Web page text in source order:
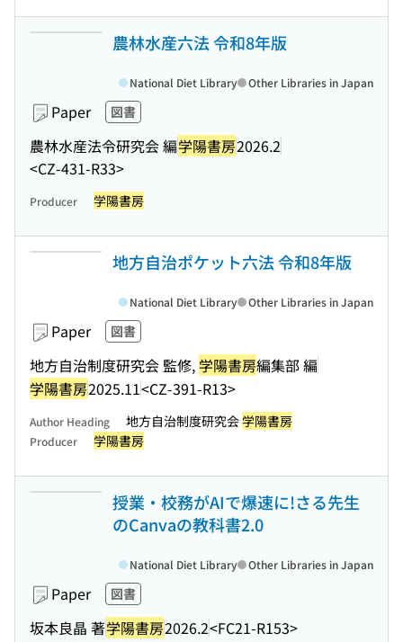
農林水産六法 令和8年版
Paper 図書
農林水産法令研究会 編学陽書房2026.2
<CZ-431-R33>
National Diet Library Other Libraries in Japan
Producer 学陽書房
地方自治ポケット六法 令和8年版
Paper 図書
地方自治制度研究会 監修, 学陽書房編集部 編
学陽書房2025.11<CZ-391-R13>
National Diet Library Other Libraries in Japan
Author Heading 地方自治制度研究会学陽書房
Producer 学陽書房
授業・校務がAIで爆速に!さる先生
のCanvaの教科書2.0
Paper 図書
坂本良晶 著学陽書房2026.2<FC21-R153>
National Diet Library Other Libraries in Japan